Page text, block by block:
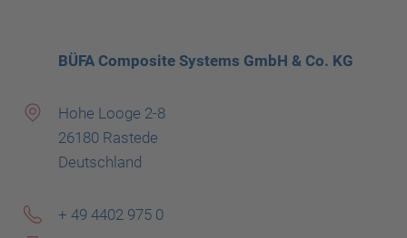
BÜFA Composite Systems GmbH & Co. KG
Hohe Looge 2-8
26180 Rastede
Deutschland
+ 49 4402 975 0